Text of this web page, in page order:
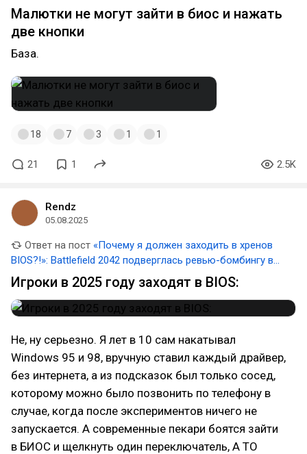
Steam из-за требования включить Secure Boot на ПК
Малютки не могут зайти в биос и нажать
две кнопки
База.
18 7 3 1 1
21 1 2.5K
Rendz
05.08.2025
Ответ на пост «Почему я должен заходить в хренов
BIOS?!»: Battlefield 2042 подверглась ревью-бомбингу в
Steam из-за требования включить Secure Boot на ПК
Игроки в 2025 году заходят в BIOS:
Не, ну серьезно. Я лет в 10 сам накатывал
Windows 95 и 98, вручную ставил каждый драйвер,
без интернета, а из подсказок был только сосед,
которому можно было позвонить по телефону в
случае, когда после экспериментов ничего не
запускается. А современные пекари боятся зайти
в БИОС и щелкнуть один переключатель, А ТО